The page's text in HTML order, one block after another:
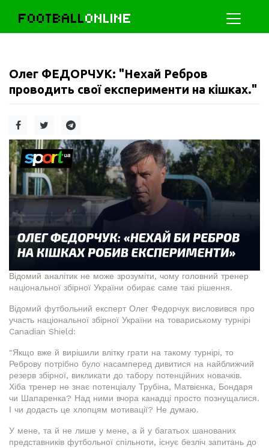
FOOTBALLONLINE
Олег ФЕДОРЧУК: "Нехай Ребров
проводить свої експерименти на кішках."
Відомий аналітик не може зрозуміти, чому головний тренер
національної збірної України обирає саме такі рішення.
Відомий футбольний експерт Олег Федорчук висловився про
участь національної збірної України на товариському турнірі
Canadian Shield:
"Якщо вже й вирішили влітку грати на такому турнірі, то
Реброву потрібно було насамперед дивитися на найближчий
резерв збірної, викликати до табору потенційних новачків.
Хіба тренер не знає потенціалу Трубіна, Матвієнка, Бондаря
чи Шапаренка? Над ними вчора канадці просто познущалися.
І чи додасть це хлопцям мотивації? Не думаю.
У мене, та й не лише у мене, а й у багатьох шанованих
представників футбольної спільноти, існує безліч запитань до